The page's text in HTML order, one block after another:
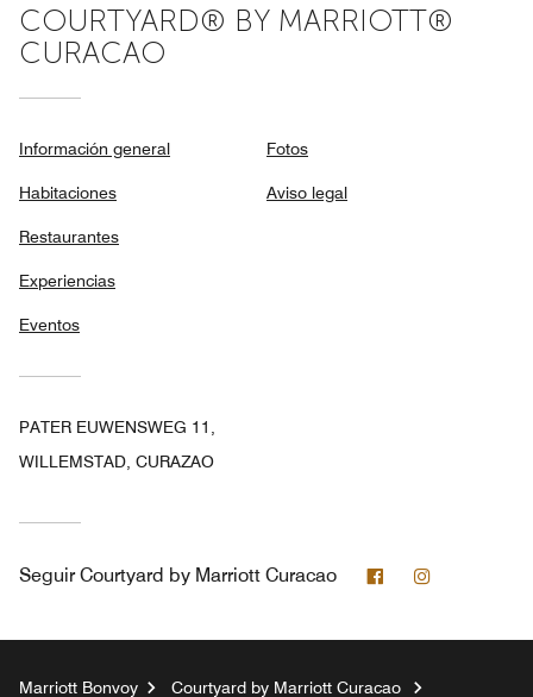
COURTYARD® BY MARRIOTT®
CURACAO
Información general
Habitaciones
Restaurantes
Experiencias
Eventos
Fotos
Aviso legal
PATER EUWENSWEG 11,
WILLEMSTAD, CURAZAO
Seguir Courtyard by Marriott Curacao Facebook
Marriott Bonvoy
Courtyard by Marriott Curacao